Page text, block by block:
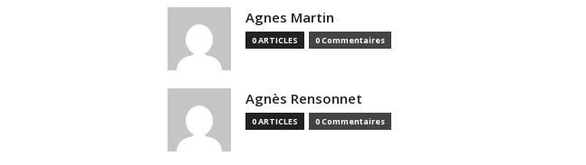
Agnes Martin
0 ARTICLES 0 Commentaires
Agnès Rensonnet
0 ARTICLES 0 Commentaires